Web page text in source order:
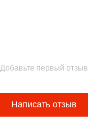
Добавьте первый отзыв
Написать отзыв